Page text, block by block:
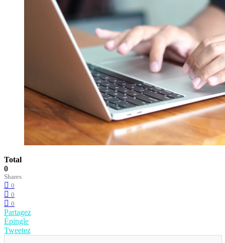
Total
0
Shares
0
0
0
Partagez
Épingle
Tweetez